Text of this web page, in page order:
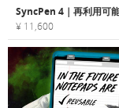
¥ 11,600